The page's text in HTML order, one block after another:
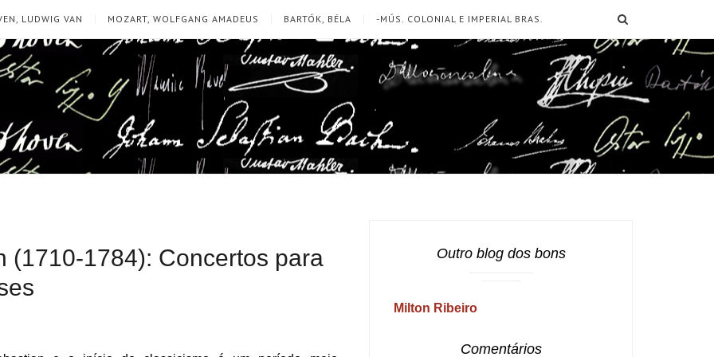
LUDWIG VAN MOZART, WOLFGANG AMADEUS BARTÓK, BÉLA -MÚS. COLONIAL E IMPERIAL BRAS.
(1710-1784): Concertos para
Outro blog dos bons
Milton Ribeiro
Comentários